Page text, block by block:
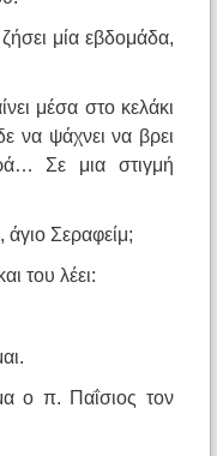
μία εβδομάδα,
μέσα στο κελάκι
να ψάχνει να βρει
Σε μια στιγμή
άγιο Σεραφείμ;
του λέει:
ο π. Παΐσιος τον